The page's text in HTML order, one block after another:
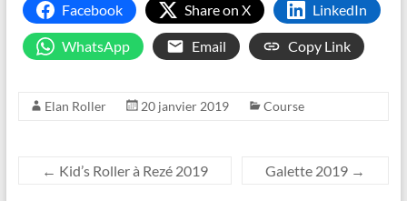
Facebook Share on X LinkedIn
WhatsApp Email Copy Link
Elan Roller 20 janvier 2019 Course
← Kid’s Roller à Rezé 2019 Galette 2019 →